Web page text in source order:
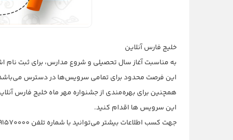
خلیج فارس آنلاین
به مناسبت آغاز سال تحصیلی و شروع مدارس، برای ثبت نام اشتراک جدید۵۰ درصد تخفیف و در صورتی که مشتری این شبکه هستید 10 روز شاژ هدیه
این فرصت محدود برای تمامی سرویس‌ها در دسترس می‌باشد
همچنین برای بهره‌مندی از جشنواره مهر ماه خلیج فارس
این سرویس ها اقدام کنید.
جهت کسب اطلاعات بیشتر می‌توانید با شماره تلفن 91570000 تماس بگیرید. همکاران ما بصورت 24 ساعته پاسخگوی شما خواهند بود.